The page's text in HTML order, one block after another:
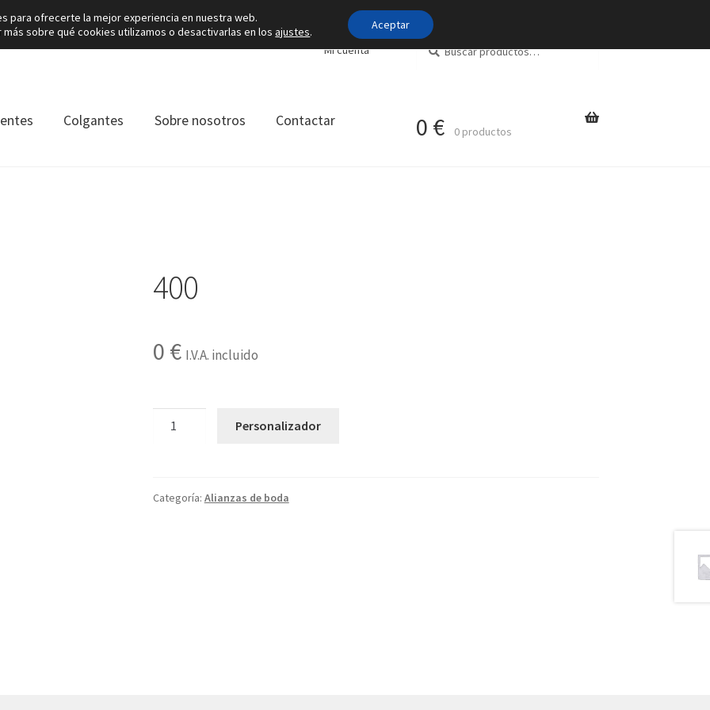
Mi cuenta
Buscar
por:
Buscar
Colgantes Sobre nosotros Contactar 0 € 0 productos
400
0 € I.V.A. incluido
Personalizador
Categoría: Alianzas de boda
para ofrecerte la mejor experiencia en nuestra web.
más sobre qué cookies utilizamos o desactivarlas en losajustes. Aceptar